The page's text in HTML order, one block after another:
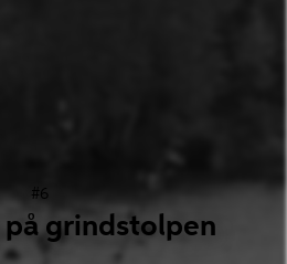
#6
på grindstolpen